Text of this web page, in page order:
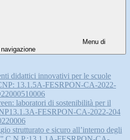
Menu di
navigazione
didattici innovativi per le scuole
13.1.5A-FESRPON-CA-2022-
laboratori di sostenibilità per il
FESRPON-CA-2022-204
strutturato e sicuro all’interno degli